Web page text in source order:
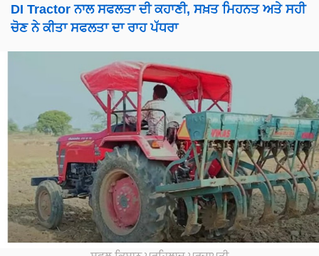
DI Tractor ਨਾਲ ਸਫਲਤਾ ਦੀ ਕਹਾਣੀ, ਸਖ਼ਤ ਮਿਹਨਤ ਅਤੇ ਸਹੀ
ਚੋਣ ਨੇ ਕੀਤਾ ਸਫਲਤਾ ਦਾ ਰਾਹ ਪੱਧਰਾ